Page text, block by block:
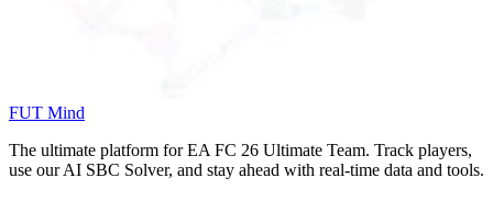
FUT Mind
The ultimate platform for EA FC 26 Ultimate Team. Track players,
use our AI SBC Solver, and stay ahead with real-time data and tools.